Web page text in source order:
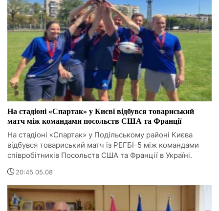
На стадіоні «Спартак» у Києві відбувся товариський
матч між командами посольств США та Франції
На стадіоні «Спартак» у Подільському районі Києва
відбувся товариський матч із РЕГБІ-5 між командами
співробітників Посольств США та Франції в Україні.
20:45 05.08